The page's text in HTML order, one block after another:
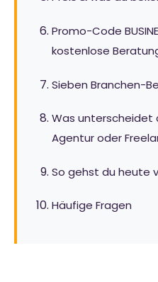
Promo-Code
kostenlose
Sieben Branchen-
Was unterscheidet
Agentur oder
So gehst du heute
Häufige Fragen